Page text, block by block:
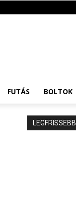
FUTÁS BOLTOK
LEGFRISSEBB